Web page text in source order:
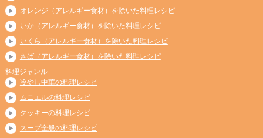
オレンジ（アレルギー食材）を除いた料理レシピ
いか（アレルギー食材）を除いた料理レシピ
いくら（アレルギー食材）を除いた料理レシピ
さば（アレルギー食材）を除いた料理レシピ
料理ジャンル
冷やし中華の料理レシピ
ムニエルの料理レシピ
クッキーの料理レシピ
スープ全般の料理レシピ